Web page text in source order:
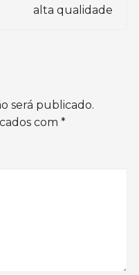
alta qualidade
será publicado.
com*